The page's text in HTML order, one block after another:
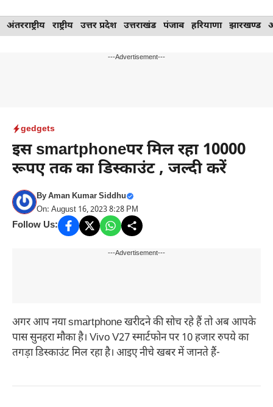
Skip
to
अंतरराष्ट्रीय राष्ट्रीय उत्तर प्रदेश उत्तराखंड पंजाब हरियाणा झारखण्ड
---Advertisement---
gedgets
इस smartphoneपर मिल रहा 10000
रूपए तक का डिस्काउंट , जल्दी करें
ByAman Kumar Siddhu
On: August 16, 2023 8:28 PM
Follow Us:
---Advertisement---
अगर आप नया smartphone खरीदने की सोच रहे हैं तो अब आपके
पास सुनहरा मौका है। Vivo V27 स्मार्टफोन पर 10 हजार रुपये का
तगड़ा डिस्काउंट मिल रहा है। आइए नीचे खबर में जानते हैं-